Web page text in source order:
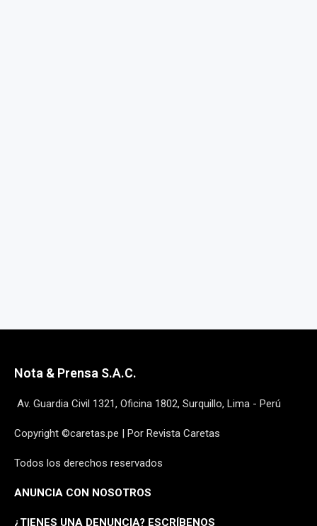
Nota & Prensa S.A.C.
Av. Guardia Civil 1321, Oficina 1802, Surquillo, Lima - Perú
Copyright ©caretas.pe | Por Revista Caretas
Todos los derechos reservados
ANUNCIA CON NOSOTROS
¿TIENES UNA DENUNCIA? ESCRÍBENOS